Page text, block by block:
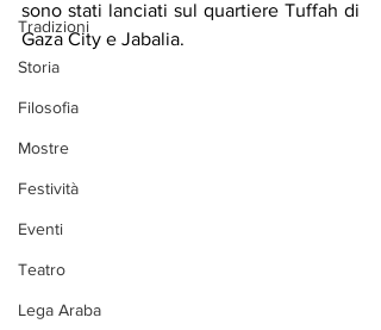
Tradizioni
Storia
Filosofia
Mostre
Festività
Eventi
Teatro
Lega Araba
sono stati lanciati sul quartiere Tuffah di
Gaza City e Jabalia.